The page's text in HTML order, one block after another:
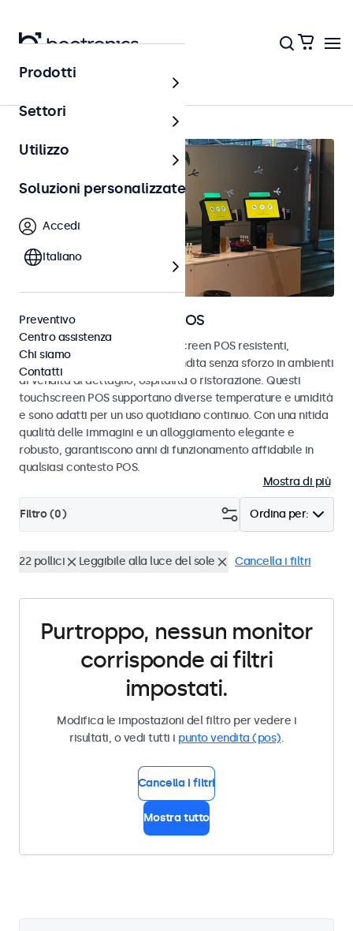
Punto vendita (POS)
Monitor e touchscreen POS
Scopri i nostri monitor e touchscreen POS resistenti,
progettati per transazioni di vendita senza sforzo in ambienti
di vendita al dettaglio, ospitalità o ristorazione. Questi
touchscreen POS supportano diverse temperature e umidità
e sono adatti per un uso quotidiano continuo. Con una nitida
qualità delle immagini e un alloggiamento elegante e
robusto, garantiscono anni di funzionamento affidabile in
qualsiasi contesto POS.
Mostra di più
Ordina per:
Filtro (0)
22 pollici Leggibile alla luce del sole Cancella i filtri
Purtroppo, nessun monitor
corrisponde ai filtri
impostati.
Modifica le impostazioni del filtro per vedere i
risultati, o vedi tutti i punto vendita (pos).
Cancella i filtri
Mostra tutto
Prodotti
Settori
Utilizzo
Soluzioni personalizzate
Accedi
Italiano
Preventivo
Centro assistenza
Chi siamo
Contatti